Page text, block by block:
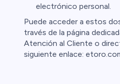
electrónico personal.
Puede acceder a estos
través de la página
Atención al Cliente o
siguiente enlace: